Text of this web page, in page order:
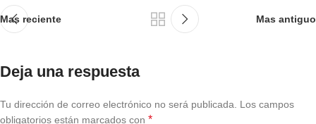
Mas reciente Mas antiguo
Deja una respuesta
Tu dirección de correo electrónico no será publicada. Los campos
obligatorios están marcados con *